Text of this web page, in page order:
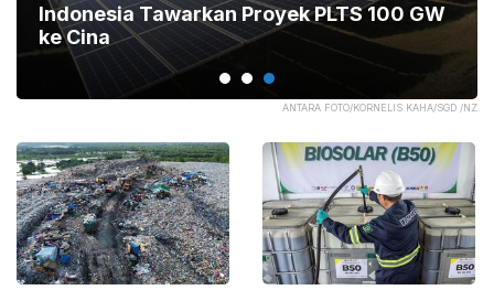
ANTARA FOTO/KORNELIS KAHA/SGD /NZ
Indonesia Tawarkan Proyek PLTS 100 GW
ke Cina